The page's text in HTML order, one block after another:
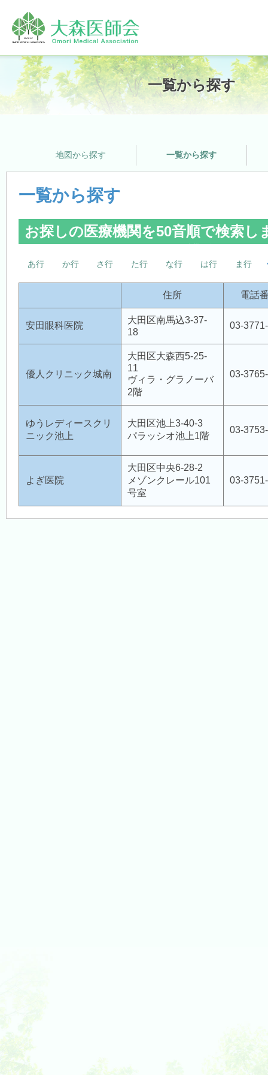
ホーム
プライバシーポリシー
支援サービス
休日診療（医師会診療所）
アクセス・交通
リンク集
危機管理室
一覧から探す
地図から探す 一覧から探す
一覧から探す
お探しの医療機関を50音順で検索し
あ行 か行 さ行 た行 な行 は行 ま行
住所 電話
安田眼科医院
大田区南馬込3-37-
18
03-
優人クリニック城南
大田区大森西5-25-
11
ヴィラ・グラノーバ
2階
03-
ゆうレディースクリ
ニック池上
大田区池上3-40-3
パラッシオ池上1階
03-
よぎ医院
大田区中央6-28-2
メゾンクレール101
号室
03-